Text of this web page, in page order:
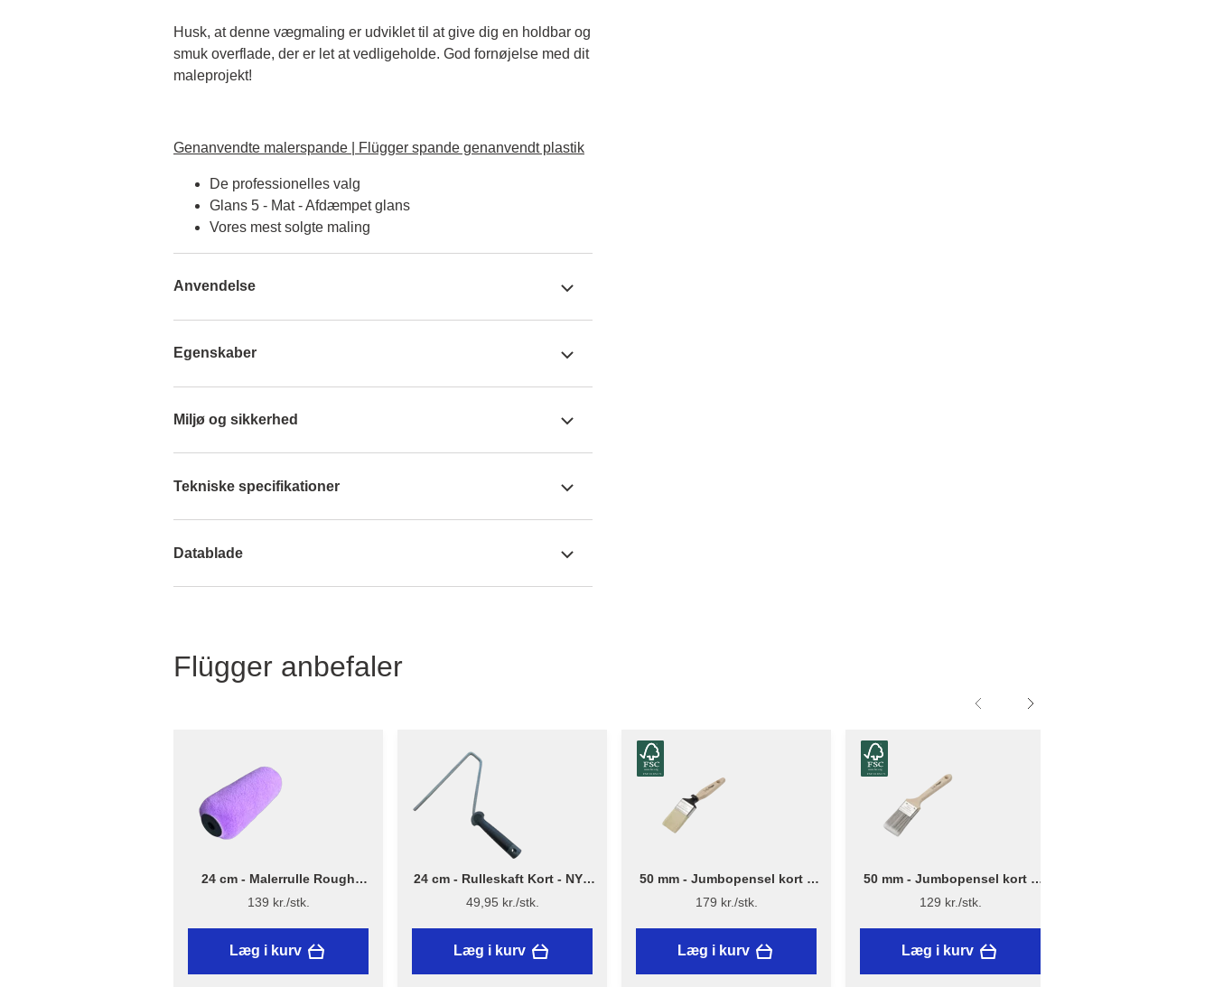
Husk, at denne vægmaling er udviklet til at give dig en holdbar og
smuk overflade, der er let at vedligeholde. God fornøjelse med dit
maleprojekt!
Genanvendte malerspande | Flügger spande genanvendt plastik
De professionelles valg
Glans 5 - Mat - Afdæmpet glans
Vores mest solgte maling
Anvendelse
Egenskaber
Miljø og sikkerhed
Tekniske specifikationer
Datablade
Flügger anbefaler
24 cm - Malerrulle Rough
Quick – Flügger Excellence
139 kr./stk.
Læg i kurv
24 cm - Rulleskaft Kort - NYT
DESIGN - Flügger
49,95 kr./stk.
Læg i kurv
50 mm - Jumbopensel kort –
Flügger Excellence Series
179 kr./stk.
Læg i kurv
50 mm - Jumbopensel kort –
Flügger Pro Series
129 kr./stk.
Læg i kurv